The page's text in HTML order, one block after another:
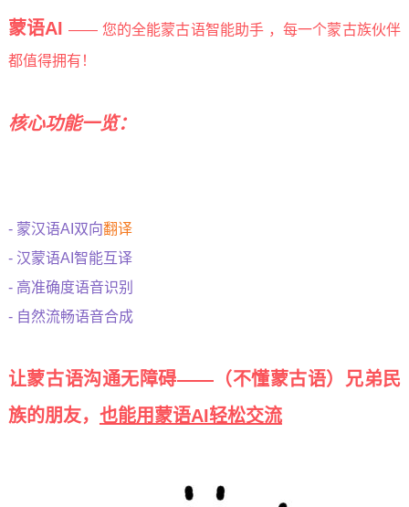
蒙语AI—— 您的全能蒙古语智能助手 ， 每一个蒙古族伙伴
都值得拥有！
核心功能一览：
- 蒙汉语AI双向翻译
- 汉蒙语AI智能互译
- 高准确度语音识别
- 自然流畅语音合成
让蒙古语沟通无障碍——（不懂蒙古语）兄弟民
族的朋友， 也能用蒙语AI轻松交流